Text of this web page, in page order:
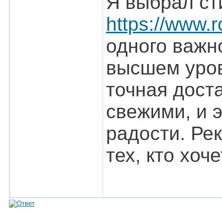
https://
одного
высшем
точная
свежими, и
радости.
тех, кто